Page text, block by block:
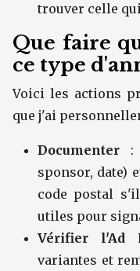
trouver celle
Que faire
ce type
Voici les actions
que j'ai
Documenter :
sponsor, date)
code postal
utiles pour
Vérifier l'Ad
variantes et